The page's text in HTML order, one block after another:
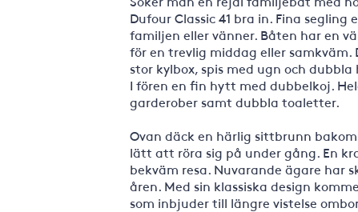
Dufour Classic 41 bra in. Fina
familjen eller vänner. Båten har en
för en trevlig middag eller
stor kylbox, spis med ugn och
I fören en fin hytt med dubbelkoj.
garderober samt dubbla toaletter.
Ovan däck en härlig sittbrunn
lätt att röra sig på under gång. En
bekväm resa. Nuvarande ägare
åren. Med sin klassiska design
som inbjuder till längre vistelse